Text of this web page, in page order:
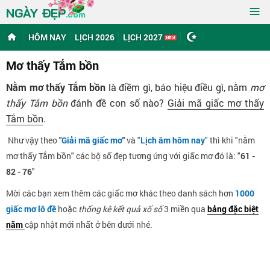
NGÀY ĐẸP.com ≡
HÔM NAY LỊCH 2026 LỊCH 2027
Mơ thấy Tắm bồn
Nằm mơ thấy Tắm bồn là điềm gì, báo hiệu điều gì, nằm mơ
thấy Tắm bồnđánh đề con số nào? Giải mã giấc mơ thấy
Tắm bồn.
Như vậy theo"Giải mã giấc mơ"và "Lịch âm hôm nay" thì khi "nằm
mơ thấy Tắm bồn" các bộ số đẹp tương ứng với giấc mơ đó là: "61 -
82 - 76"
Mời các bạn xem thêm các giấc mơ khác theo danh sách hơn 1000
giấc mơ lô đề hoặc thống kê kết quả xổ số3 miền qua bảng đặc biệt
nămcập nhật mới nhất ở bên dưới nhé.